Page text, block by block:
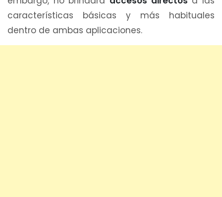
características básicas y más habituales
dentro de ambas aplicaciones.